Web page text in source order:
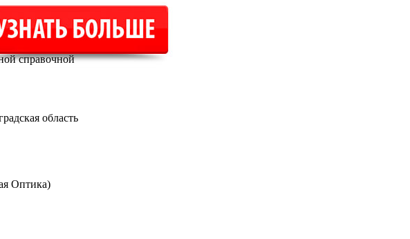
справочной
область
Оптика)